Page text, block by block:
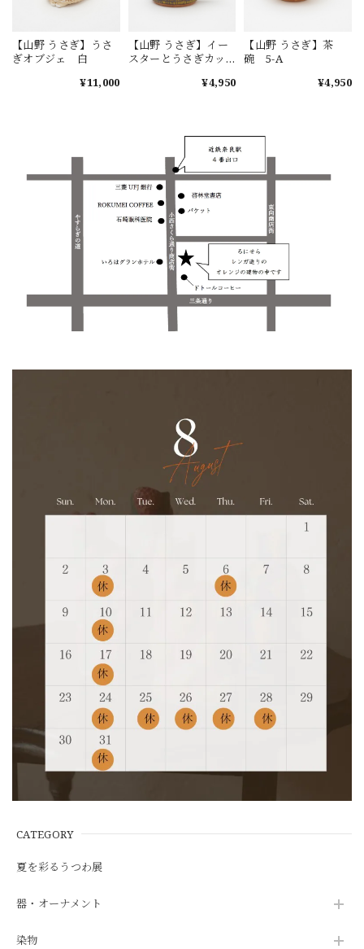
CATEGORY
夏を彩るうつわ展
器・オーナメント
染物
【山野 うさぎ】うさ
ぎオブジェ 白
¥11,000
【山野 うさぎ】イー
スターとうさぎカッ
¥4,950
【山野 うさぎ】茶
碗 5-A
¥4,950